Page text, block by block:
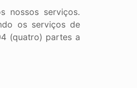
nossos serviços.
os serviços de
(quatro) partes a